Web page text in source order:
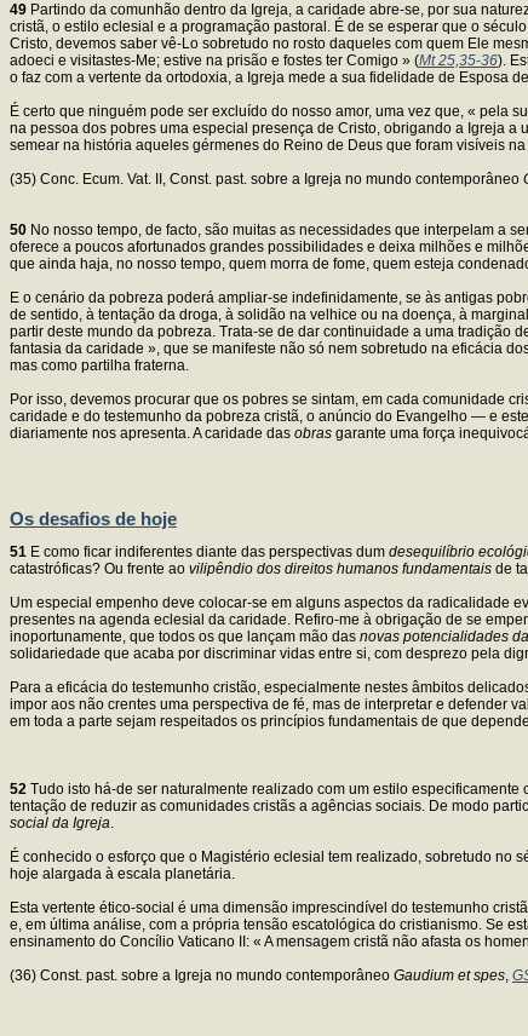
49 Partindo da comunhão dentro da Igreja, a caridade abre-se, por sua
cristã, o estilo eclesial e a programação pastoral. É de se esperar que o
Cristo, devemos saber vê-Lo sobretudo no rosto daqueles com quem Ele
adoeci e visitastes-Me; estive na prisão e fostes ter Comigo » (Mt 25,35-36).
o faz com a vertente da ortodoxia, a Igreja mede a sua fidelidade de Esposa
É certo que ninguém pode ser excluído do nosso amor, uma vez que, « pela
na pessoa dos pobres uma especial presença de Cristo, obrigando a Igreja
semear na história aqueles gérmenes do Reino de Deus que foram visíveis
(35) Conc. Ecum. Vat. II, Const. past. sobre a Igreja no mundo contemporâneo
50 No nosso tempo, de facto, são muitas as necessidades que interpelam a
oferece a poucos afortunados grandes possibilidades e deixa milhões e
que ainda haja, no nosso tempo, quem morra de fome, quem esteja
E o cenário da pobreza poderá ampliar-se indefinidamente, se às antigas
de sentido, à tentação da droga, à solidão na velhice ou na doença, à
partir deste mundo da pobreza. Trata-se de dar continuidade a uma tradição
fantasia da caridade », que se manifeste não só nem sobretudo na eficácia
mas como partilha fraterna.
Por isso, devemos procurar que os pobres se sintam, em cada comunidade
caridade e do testemunho da pobreza cristã, o anúncio do Evangelho — e
diariamente nos apresenta. A caridade das obras garante uma força
Os desafios de hoje
51 E como ficar indiferentes diante das perspectivas dum desequilíbrio
catastróficas? Ou frente ao vilipêndio dos direitos humanos fundamentais de
Um especial empenho deve colocar-se em alguns aspectos da radicalidade
presentes na agenda eclesial da caridade. Refiro-me à obrigação de se
inoportunamente, que todos os que lançam mão das novas potencialidades
solidariedade que acaba por discriminar vidas entre si, com desprezo pela
Para a eficácia do testemunho cristão, especialmente nestes âmbitos
impor aos não crentes uma perspectiva de fé, mas de interpretar e defender
em toda a parte sejam respeitados os princípios fundamentais de que
52 Tudo isto há-de ser naturalmente realizado com um estilo especificamente
tentação de reduzir as comunidades cristãs a agências sociais. De modo
social da Igreja.
É conhecido o esforço que o Magistério eclesial tem realizado, sobretudo no
hoje alargada à escala planetária.
Esta vertente ético-social é uma dimensão imprescindível do testemunho
e, em última análise, com a própria tensão escatológica do cristianismo. Se
ensinamento do Concílio Vaticano II: « A mensagem cristã não afasta os
(36) Const. past. sobre a Igreja no mundo contemporâneo Gaudium et spes,